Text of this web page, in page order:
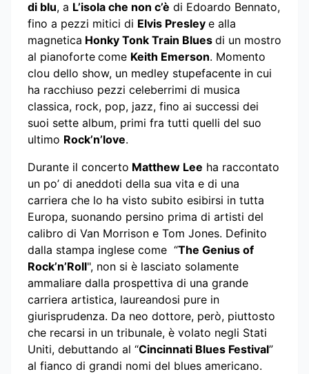
di blu, a L’isola che non c’è di Edoardo Bennato,
fino a pezzi mitici di Elvis Presley e alla
magnetica Honky Tonk Train Blues di un mostro
al pianoforte come Keith Emerson. Momento
clou dello show, un medley stupefacente in cui
ha racchiuso pezzi celeberrimi di musica
classica, rock, pop, jazz, fino ai successi dei
suoi sette album, primi fra tutti quelli del suo
ultimo Rock’n’love.
Durante il concerto Matthew Lee ha raccontato
un po’ di aneddoti della sua vita e di una
carriera che lo ha visto subito esibirsi in tutta
Europa, suonando persino prima di artisti del
calibro di Van Morrison e Tom Jones. Definito
dalla stampa inglese come “The Genius of
Rock’n’Roll", non si è lasciato solamente
ammaliare dalla prospettiva di una grande
carriera artistica, laureandosi pure in
giurisprudenza. Da neo dottore, però, piuttosto
che recarsi in un tribunale, è volato negli Stati
Uniti, debuttando al “Cincinnati Blues Festival”
al fianco di grandi nomi del blues americano.